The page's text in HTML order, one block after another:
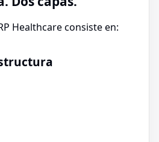
Healthcare consiste en: